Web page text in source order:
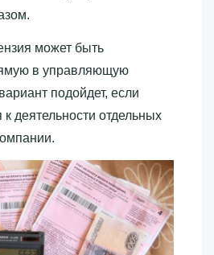
может быть
в управляющую
подойдет, если
деятельности отдельных